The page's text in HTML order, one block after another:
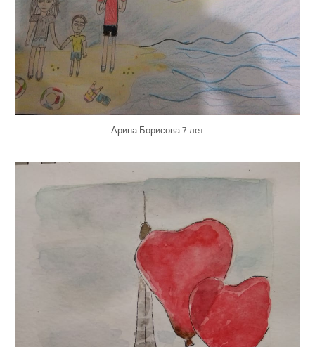
Арина Борисова 7 лет